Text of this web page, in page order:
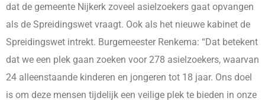
dat de gemeente Nijkerk zoveel asielzoekers gaat opvangen
als de Spreidingswet vraagt. Ook als het nieuwe kabinet de
Spreidingswet intrekt. Burgemeester Renkema: “Dat betekent
dat we een plek gaan zoeken voor 278 asielzoekers, waarvan
24 alleenstaande kinderen en jongeren tot 18 jaar. Ons doel
is om deze mensen tijdelijk een veilige plek te bieden in onze